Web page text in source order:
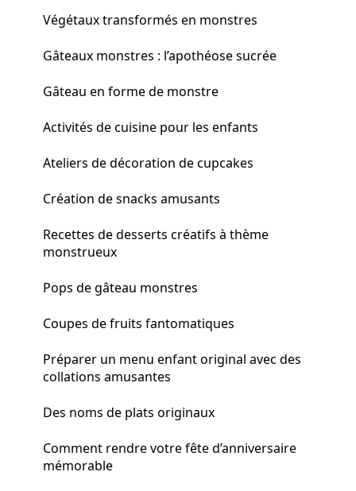
Végétaux transformés en monstres
Gâteaux monstres : l’apothéose sucrée
Gâteau en forme de monstre
Activités de cuisine pour les enfants
Ateliers de décoration de cupcakes
Création de snacks amusants
Recettes de desserts créatifs à thème
monstrueux
Pops de gâteau monstres
Coupes de fruits fantomatiques
Préparer un menu enfant original avec des
collations amusantes
Des noms de plats originaux
Comment rendre votre fête d’anniversaire
mémorable